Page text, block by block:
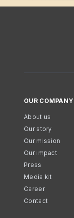
OUR COMPANY
About us
Our story
Our mission
Our impact
Press
Media kit
Career
Contact